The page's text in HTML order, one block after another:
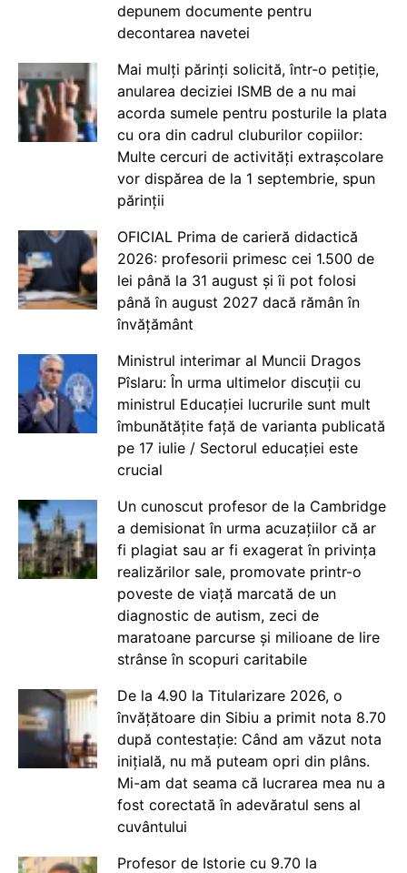
depunem documente pentru
decontarea navetei
Mai mulți părinți solicită, într-o petiție,
anularea deciziei ISMB de a nu mai
acorda sumele pentru posturile la plata
cu ora din cadrul cluburilor copiilor:
Multe cercuri de activități extrașcolare
vor dispărea de la 1 septembrie, spun
părinții
OFICIAL Prima de carieră didactică
2026: profesorii primesc cei 1.500 de
lei până la 31 august și îi pot folosi
până în august 2027 dacă rămân în
învățământ
Ministrul interimar al Muncii Dragos
Pîslaru: În urma ultimelor discuții cu
ministrul Educației lucrurile sunt mult
îmbunătățite față de varianta publicată
pe 17 iulie / Sectorul educației este
crucial
Un cunoscut profesor de la Cambridge
a demisionat în urma acuzațiilor că ar
fi plagiat sau ar fi exagerat în privința
realizărilor sale, promovate printr-o
poveste de viață marcată de un
diagnostic de autism, zeci de
maratoane parcurse și milioane de lire
strânse în scopuri caritabile
De la 4.90 la Titularizare 2026, o
învățătoare din Sibiu a primit nota 8.70
după contestație: Când am văzut nota
inițială, nu mă puteam opri din plâns.
Mi-am dat seama că lucrarea mea nu a
fost corectată în adevăratul sens al
cuvântului
Profesor de Istorie cu 9.70 la